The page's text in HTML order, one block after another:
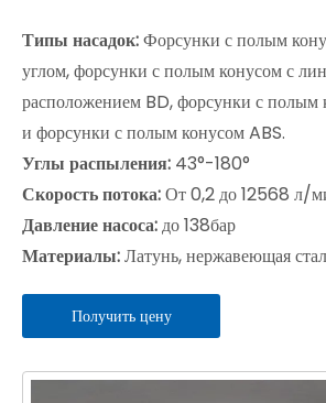
Типы насадок:Форсунки с полым
углом, форсунки с полым конусом с
расположением BD, форсунки с
и форсунки с полым конусом ABS.
Углы распыления: 43°-180°
Скорость потока:От 0,2 до 12568 л/
Давление насоса:до 138бар
Материалы:Латунь, нержавеющая
Получить цену